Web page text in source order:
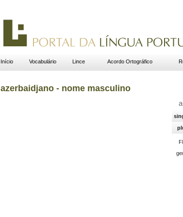
Início Vocabulário Lince Acordo Ortográfico
azerbaidjano - nome masculino
a